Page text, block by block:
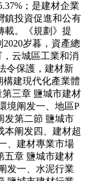
；是建材企業
鎮投資促進和公有
載。《規劃》提
岁暮，資產總
云城區工業和消
令保護，建材新
構建現代化產業體
三章 鹽城市建材
境阐发一、地區P
发第二節 鹽城市
本阐发四、建材超
、建材專業市場
五章 鹽城市建材
发一、水泥行業